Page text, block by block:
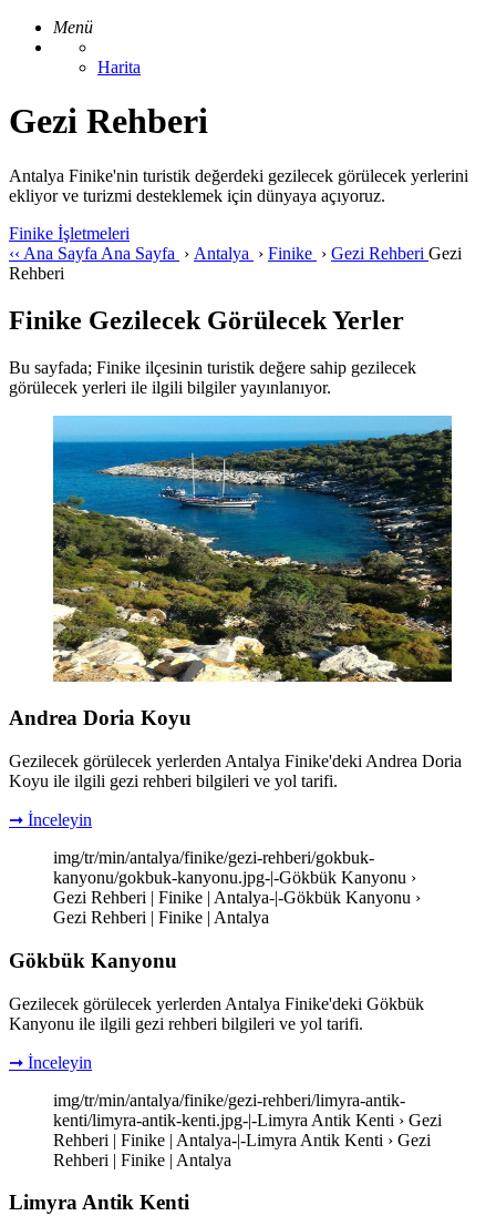
Menü
Harita
Gezi Rehberi
Antalya Finike'nin turistik değerdeki gezilecek görülecek yerlerini
ekliyor ve turizmi desteklemek için dünyaya açıyoruz.
Finike İşletmeleri
‹‹ Ana Sayfa Ana Sayfa › Antalya › Finike › Gezi Rehberi Gezi
Rehberi
Finike Gezilecek Görülecek Yerler
Bu sayfada; Finike ilçesinin turistik değere sahip gezilecek
görülecek yerleri ile ilgili bilgiler yayınlanıyor.
Andrea Doria Koyu
Gezilecek görülecek yerlerden Antalya Finike'deki Andrea Doria
Koyu ile ilgili gezi rehberi bilgileri ve yol tarifi.
➞ İnceleyin
img/tr/min/antalya/finike/gezi-rehberi/gokbuk-
kanyonu/gokbuk-kanyonu.jpg-|-Gökbük Kanyonu ›
Gezi Rehberi | Finike | Antalya-|-Gökbük Kanyonu ›
Gezi Rehberi | Finike | Antalya
Gökbük Kanyonu
Gezilecek görülecek yerlerden Antalya Finike'deki Gökbük
Kanyonu ile ilgili gezi rehberi bilgileri ve yol tarifi.
➞ İnceleyin
img/tr/min/antalya/finike/gezi-rehberi/limyra-antik-
kenti/limyra-antik-kenti.jpg-|-Limyra Antik Kenti › Gezi
Rehberi | Finike | Antalya-|-Limyra Antik Kenti › Gezi
Rehberi | Finike | Antalya
Limyra Antik Kenti